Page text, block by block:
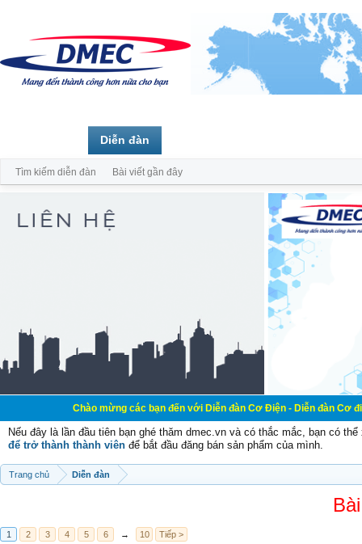
Chào mừng các bạn đến với Diễn đàn Cơ Điện - Diễn đàn Cơ điện là nơi
Nếu đây là lần đầu tiên bạn ghé thăm dmec.vn và có thắc mắc, bạn có
để trở thành thành viên để bắt đầu đăng bán sản phẩm của mình.
Trang chủ Diễn đàn
1 2 3 4 5 6 → 10 Tiếp >
Diễn đàn
Tìm kiếm diễn đàn Bài viết gần đây